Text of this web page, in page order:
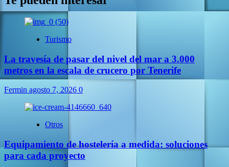
Turismo
La travesía de pasar del nivel del mar a 3.000
metros en la escala de crucero por Tenerife
Fermin agosto 7, 2026 0
Otros
Equipamiento de hostelería a medida: soluciones
para cada proyecto